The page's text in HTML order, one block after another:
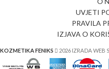
UVJETI
PRAVILA
IZJAVA O
KOZMETIKA FENIKS 2026 IZRADA WEB